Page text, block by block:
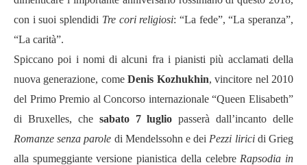
con i suoi splendidi Tre cori religiosi: “La fede”, “La speranza”,
“La carità”.
Spiccano poi i nomi di alcuni fra i pianisti più acclamati della
nuova generazione, comeDenis Kozhukhin, vincitore nel 2010
del Primo Premio al Concorso internazionale “Queen Elisabeth”
di Bruxelles, che sabato 7 lugliopasserà dall’incanto delle
Romanze senza parole di Mendelssohn e dei Pezzi liricidi Grieg
alla spumeggiante versione pianistica della celebre Rapsodia in